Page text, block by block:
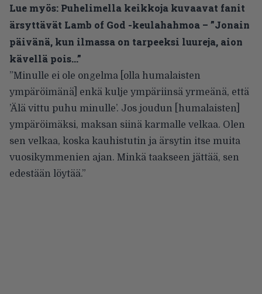
Lue myös: Puhelimella keikkoja kuvaavat fanit
ärsyttävät Lamb of God -keulahahmoa – ”Jonain
päivänä, kun ilmassa on tarpeeksi luureja, aion
kävellä pois…”
”Minulle ei ole ongelma [olla humalaisten
ympäröimänä] enkä kulje ympäriinsä yrmeänä, että
’Älä vittu puhu minulle’. Jos joudun [humalaisten]
ympäröimäksi, maksan siinä karmalle velkaa. Olen
sen velkaa, koska kauhistutin ja ärsytin itse muita
vuosikymmenien ajan. Minkä taakseen jättää, sen
edestään löytää.”